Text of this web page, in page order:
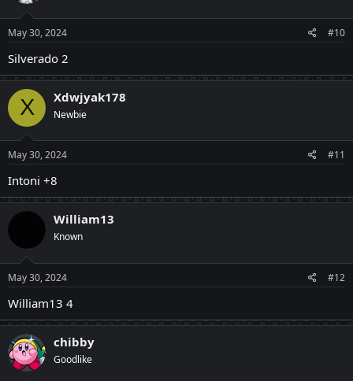
May 30, 2024 #10
Silverado 2
X Xdwjyak178
Newbie
May 30, 2024 #11
Intoni +8
William13
Known
May 30, 2024 #12
William13 4
chibby
Goodlike